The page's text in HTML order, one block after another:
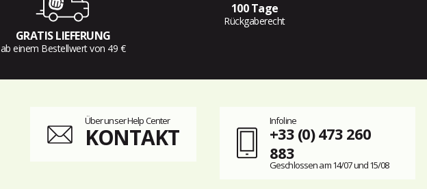
GRATIS LIEFERUNG
ab einem Bestellwert von 49 €
100 Tage
Rückgaberecht
Über unser Help Center
KONTAKT
Infoline
+33 (0) 473 260
883
Geschlossen am 14/07 und 15/08